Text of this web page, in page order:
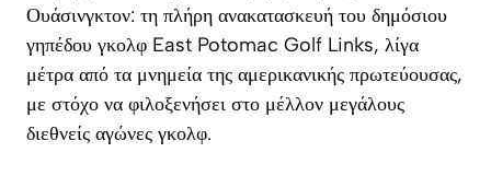
Ουάσινγκτον: τη πλήρη ανακατασκευή του δημόσιου
γηπέδου γκολφ East Potomac Golf Links, λίγα
μέτρα από τα μνημεία της αμερικανικής πρωτεύουσας,
με στόχο να φιλοξενήσει στο μέλλον μεγάλους
διεθνείς αγώνες γκολφ.